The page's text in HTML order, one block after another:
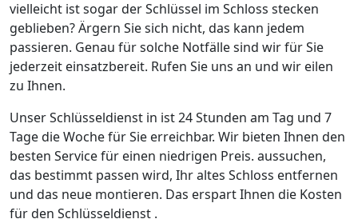
vielleicht ist sogar der Schlüssel im Schloss stecken
geblieben? Ärgern Sie sich nicht, das kann jedem
passieren. Genau für solche Notfälle sind wir für Sie
jederzeit einsatzbereit. Rufen Sie uns an und wir eilen
zu Ihnen.
Unser Schlüsseldienst in ist 24 Stunden am Tag und 7
Tage die Woche für Sie erreichbar. Wir bieten Ihnen den
besten Service für einen niedrigen Preis. aussuchen,
das bestimmt passen wird, Ihr altes Schloss entfernen
und das neue montieren. Das erspart Ihnen die Kosten
für den Schlüsseldienst .